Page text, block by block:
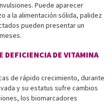
Puede aparecer
a la alimentación sólida, palidez
pueden presentar un
DEFICIENCIA DE VITAMINA
de rápido crecimiento, durante
y su estatus sufre cambios
los biomarcadores